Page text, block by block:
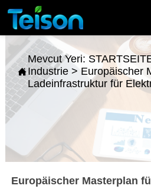

Mevcut Yeri:
Industrie> Europäischer
Ladeinfrastruktur für
Europäischer Masterplan